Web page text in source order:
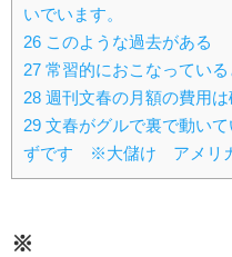
いでいます。
26 このような過去がある
27 常習的におこなっている
28 週刊文春の月額の費用
29 文春がグルで裏で動い
ずです ※大儲け アメリカ
※